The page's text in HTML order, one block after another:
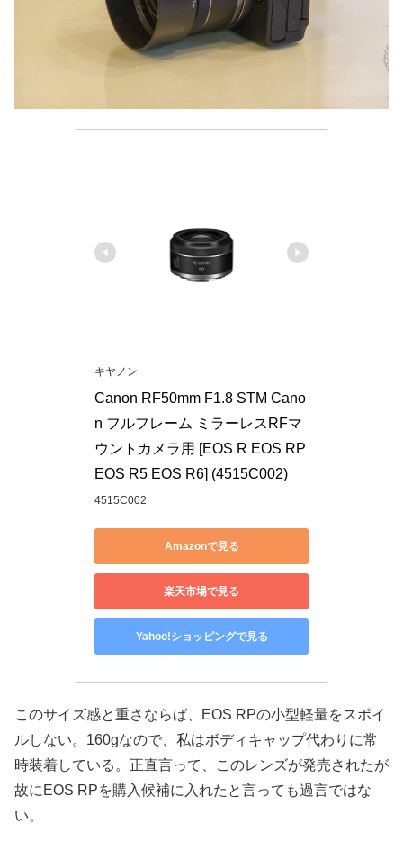
キヤノン
Canon RF50mm F1.8 STM Cano
n フルフレーム ミラーレスRFマ
ウントカメラ用 [EOS R EOS RP
EOS R5 EOS R6] (4515C002)
4515C002
Amazonで見る
楽天市場で見る
Yahoo!ショッピングで見る
このサイズ感と重さならば、EOS RPの小型軽量をスポイ
ルしない。160gなので、私はボディキャップ代わりに常
時装着している。正直言って、このレンズが発売されたが
故にEOS RPを購入候補に入れたと言っても過言ではな
い。